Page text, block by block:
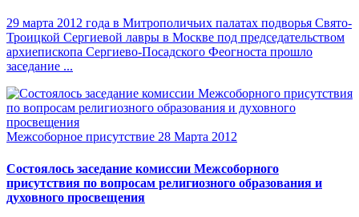
29 марта 2012 года в Митрополичьих палатах подворья Свято-
Троицкой Сергиевой лавры в Москве под председательством
архиепископа Сергиево-Посадского Феогноста прошло
заседание ...
Межсоборное присутствие 28 Марта 2012
Состоялось заседание комиссии Межсоборного
присутствия по вопросам религиозного образования и
духовного просвещения